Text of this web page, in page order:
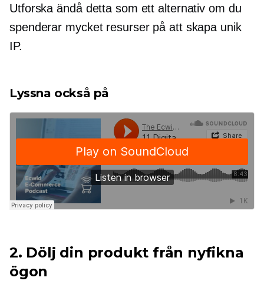
Utforska ändå detta som ett alternativ om du
spenderar mycket resurser på att skapa unik
IP.
Lyssna också på
2. Dölj din produkt från nyfikna
ögon